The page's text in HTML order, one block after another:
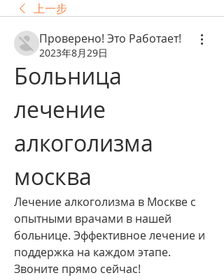
上一步
Проверено! Это Работает!
2023年8月29日
Больница
лечение
алкоголизма
москва
Лечение алкоголизма в Москве с
опытными врачами в нашей
больнице. Эффективное лечение и
поддержка на каждом этапе.
Звоните прямо сейчас!